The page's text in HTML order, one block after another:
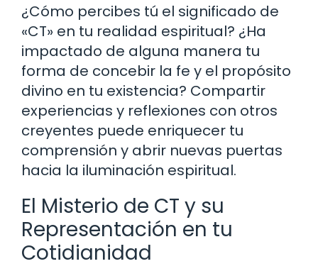
¿Cómo percibes tú el significado de
«CT» en tu realidad espiritual? ¿Ha
impactado de alguna manera tu
forma de concebir la fe y el propósito
divino en tu existencia? Compartir
experiencias y reflexiones con otros
creyentes puede enriquecer tu
comprensión y abrir nuevas puertas
hacia la iluminación espiritual.
El Misterio de CT y su
Representación en tu
Cotidianidad